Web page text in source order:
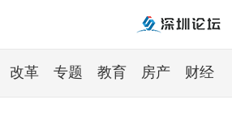
改革 专题 教育 房产 财经